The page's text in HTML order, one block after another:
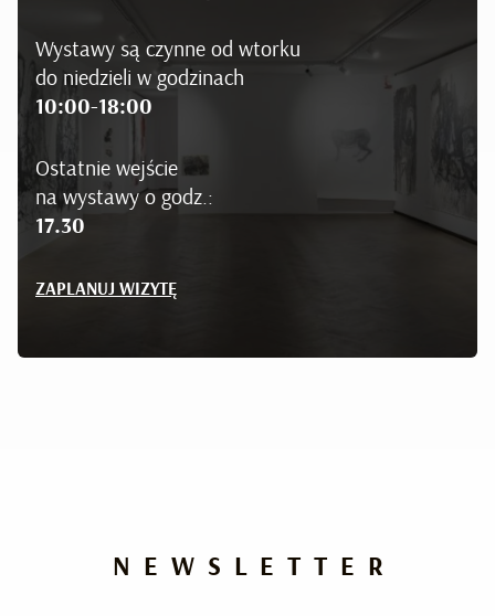
Wystawy są czynne od wtorku
do niedzieli w godzinach
10:00-18:00
Ostatnie wejście
na wystawy o godz.:
17.30
ZAPLANUJ WIZYTĘ
NEWSLETTER